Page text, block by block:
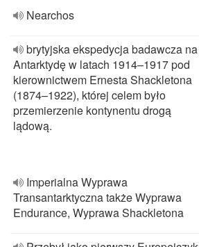
Nearchos
brytyjska ekspedycja badawcza na
Antarktydę w latach 1914–1917 pod
kierownictwem Ernesta Shackletona
(1874–1922), której celem było
przemierzenie kontynentu drogą
lądową.
Imperialna Wyprawa
Transantarktyczna także Wyprawa
Endurance, Wyprawa Shackletona